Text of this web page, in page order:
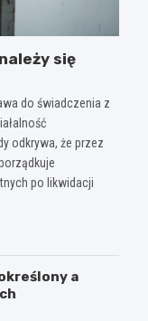
się
do świadczenia z
odkrywa, że przez
po likwidacji
a